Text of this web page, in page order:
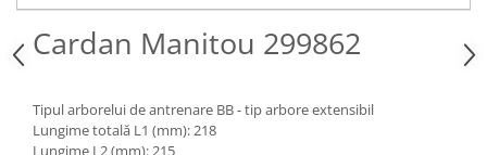
Fulie
Pistoane
Turbosuflanta
Furtune si conducte
Injectoare
Piese Iveco
Piese Nifty Lift
Piese Grove
Piese motor Perkins
Cardan Manitou 299862
Tipul arborelui de antrenare BB - tip arbore extensibil
Lungime totală L1 (mm): 218
Lungime L2 (mm): 215